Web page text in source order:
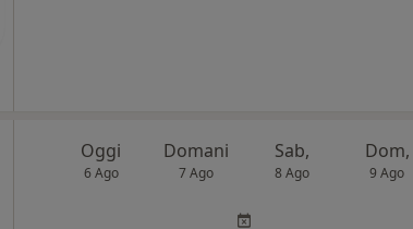
Oggi
6 Ago
Domani
7 Ago
Sab,
8 Ago
Dom,
9 Ago